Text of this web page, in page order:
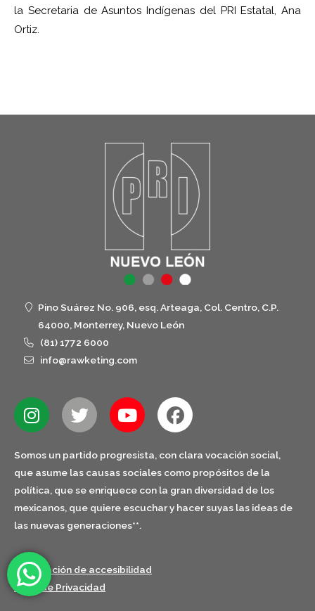
la Secretaria de Asuntos Indígenas del PRI Estatal, Ana
Ortiz.
Pino Suárez No. 906, esq. Arteaga, Col. Centro, C.P.
64000, Monterrey, Nuevo León
(81) 1772 6000
info@rawketing.com
Somos un partido progresista, con clara vocación social,
que asume las causas sociales como propósitos de la
política, que se enriquece con la gran diversidad de los
mexicanos, que quiere escuchar y hacer suyas las ideas de
las nuevas generaciones**.
Declaración de accesibilidad
Aviso de Privacidad